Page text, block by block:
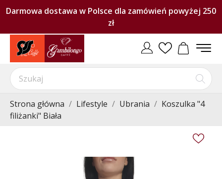
Darmowa dostawa w Polsce dla zamówień powyżej 250
zł
Strona główna Lifestyle Ubrania
Koszulka "4
filiżanki" Biała